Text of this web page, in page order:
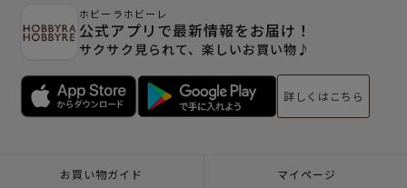
ホビーラホビーレ
公式アプリで最新情報をお届け！
サクサク見られて、楽しいお買い物♪
詳しくはこちら
お買い物ガイド マイページ